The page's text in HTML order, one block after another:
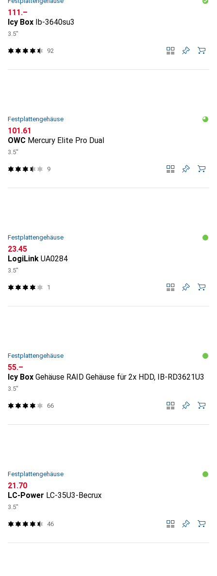
CHF
111.–
Icy Box Ib-3640su3
3.5"
92
Festplattengehäuse
CHF
101.61
OWC Mercury Elite Pro Dual
3.5"
9
Festplattengehäuse
CHF
23.45
LogiLink UA0284
3.5"
1
Festplattengehäuse
CHF
55.–
Icy Box Gehäuse RAID Gehäuse für 2x HDD, IB-RD3621U3
3.5"
66
Festplattengehäuse
CHF
21.70
LC-Power LC-35U3-Becrux
3.5"
46